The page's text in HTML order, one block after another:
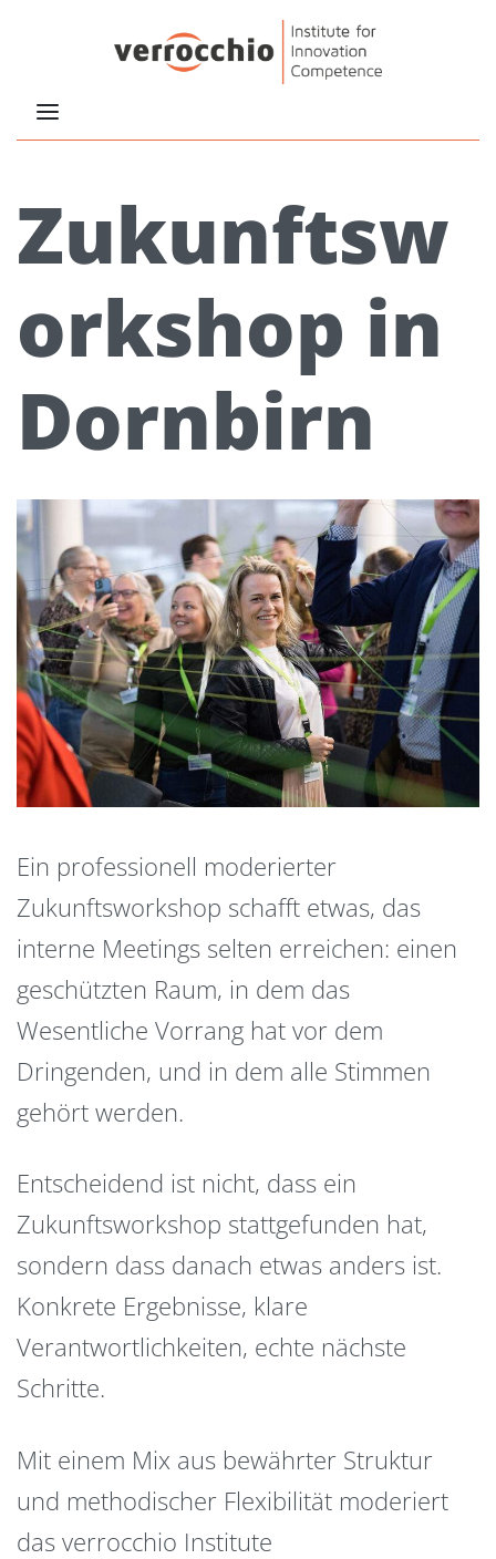
Zukunftsw
orkshop in
Dornbirn
Ein professionell moderierter
Zukunftsworkshop schafft etwas, das
interne Meetings selten erreichen: einen
geschützten Raum, in dem das
Wesentliche Vorrang hat vor dem
Dringenden, und in dem alle Stimmen
gehört werden.
Entscheidend ist nicht, dass ein
Zukunftsworkshop stattgefunden hat,
sondern dass danach etwas anders ist.
Konkrete Ergebnisse, klare
Verantwortlichkeiten, echte nächste
Schritte.
Mit einem Mix aus bewährter Struktur
und methodischer Flexibilität moderiert
das verrocchio Institute